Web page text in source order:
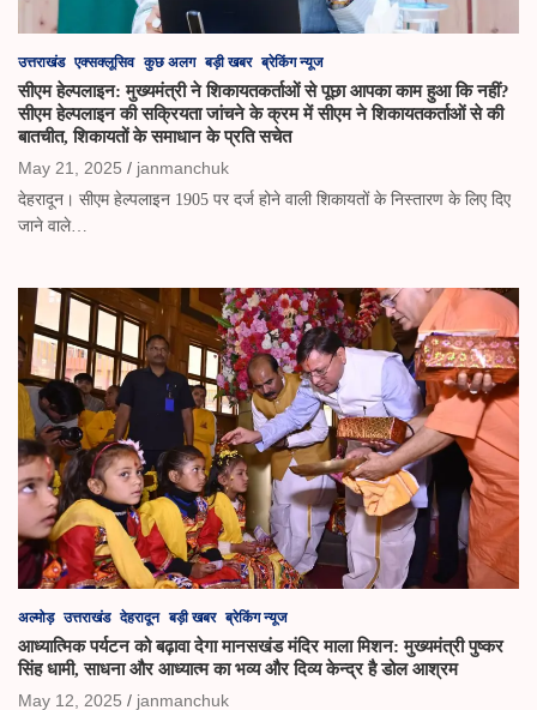
उत्तराखंड एक्सक्लूसिव कुछ अलग बड़ी खबर ब्रेकिंग न्यूज
सीएम हेल्पलाइन: मुख्यमंत्री ने शिकायतकर्ताओं से पूछा आपका काम हुआ कि नहीं?
सीएम हेल्पलाइन की सक्रियता जांचने के क्रम में सीएम ने शिकायतकर्ताओं से की
बातचीत, शिकायतों के समाधान के प्रति सचेत
May 21, 2025
janmanchuk
देहरादून। सीएम हेल्पलाइन 1905 पर दर्ज होने वाली शिकायतों के निस्तारण के लिए दिए
जाने वाले…
अल्मोड़ उत्तराखंड देहरादून बड़ी खबर ब्रेकिंग न्यूज
आध्यात्मिक पर्यटन को बढ़ावा देगा मानसखंड मंदिर माला मिशन: मुख्यमंत्री पुष्कर
सिंह धामी, साधना और आध्यात्म का भव्य और दिव्य केन्द्र है डोल आश्रम
May 12, 2025
janmanchuk